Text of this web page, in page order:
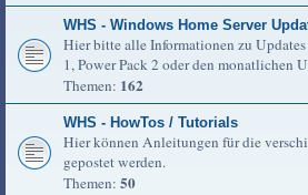
WHS - Windows Home Server
Hier bitte alle Informationen zu
1, Power Pack 2 oder den monatlichen
Themen: 162
WHS - HowTos / Tutorials
Hier können Anleitungen für die
gepostet werden.
Themen: 50